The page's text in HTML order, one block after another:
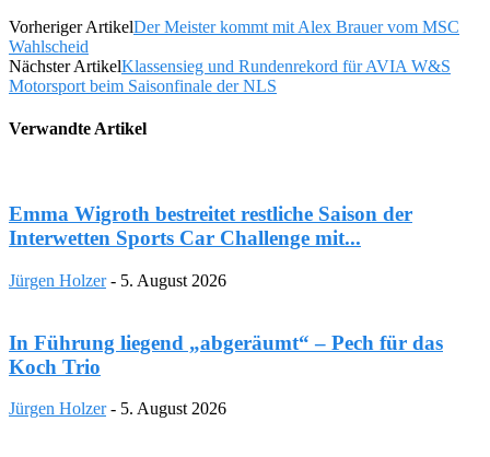
Vorheriger ArtikelDer Meister kommt mit Alex Brauer vom MSC
Wahlscheid
Nächster ArtikelKlassensieg und Rundenrekord für AVIA W&S
Motorsport beim Saisonfinale der NLS
Verwandte Artikel
Emma Wigroth bestreitet restliche Saison der
Interwetten Sports Car Challenge mit...
Jürgen Holzer - 5. August 2026
In Führung liegend „abgeräumt“ – Pech für das
Koch Trio
Jürgen Holzer - 5. August 2026